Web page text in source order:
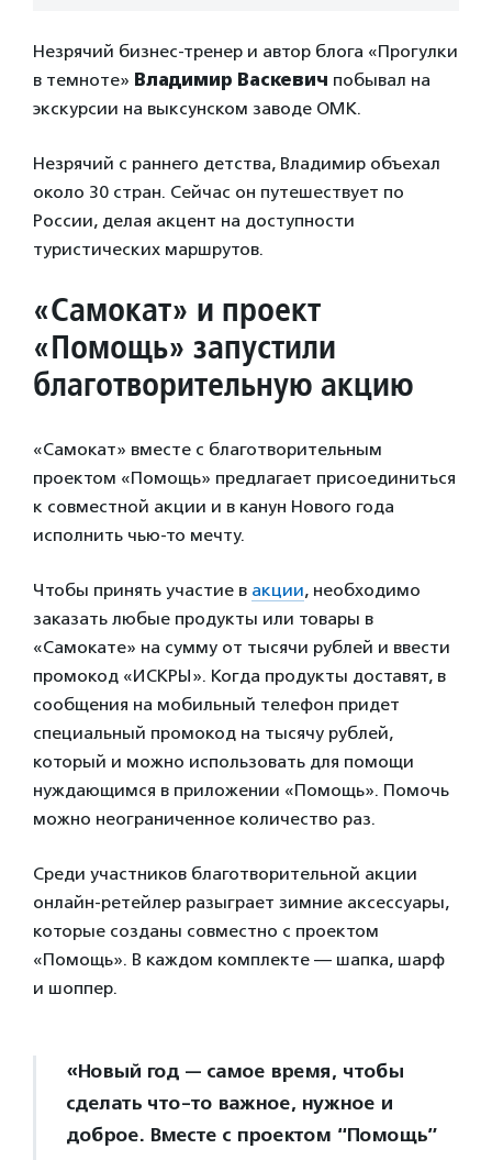
Незрячий бизнес-тренер и автор блога «Прогулки
в темноте» Владимир Васкевич побывал на
экскурсии на выксунском заводе ОМК.
Незрячий с раннего детства, Владимир объехал
около 30 стран. Сейчас он путешествует по
России, делая акцент на доступности
туристических маршрутов.
«Самокат» и проект
«Помощь» запустили
благотворительную акцию
«Самокат» вместе с благотворительным
проектом «Помощь» предлагает присоединиться
к совместной акции и в канун Нового года
исполнить чью-то мечту.
Чтобы принять участие в акции, необходимо
заказать любые продукты или товары в
«Самокате» на сумму от тысячи рублей и ввести
промокод «ИСКРЫ». Когда продукты доставят, в
сообщения на мобильный телефон придет
специальный промокод на тысячу рублей,
который и можно использовать для помощи
нуждающимся в приложении «Помощь». Помочь
можно неограниченное количество раз.
Среди участников благотворительной акции
онлайн-ретейлер разыграет зимние аксессуары,
которые созданы совместно с проектом
«Помощь». В каждом комплекте — шапка, шарф
и шоппер.
«Новый год — самое время, чтобы
сделать что-то важное, нужное и
доброе. Вместе с проектом “Помощь”